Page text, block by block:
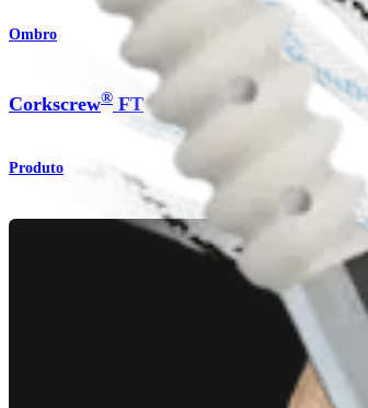
Ombro
Corkscrew® FT
Produto